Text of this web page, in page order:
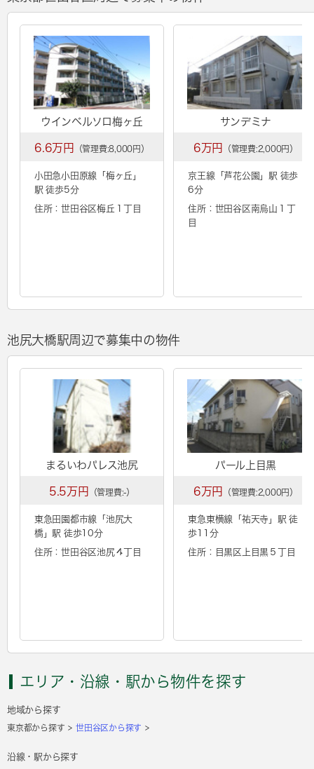
ウインベルソロ梅ヶ丘
6.6万円 （管理費:8,000円）
小田急小田原線「 梅ヶ丘 」
駅 徒歩5分
住所：世田谷区梅丘１丁目
サンデミナ
6万円 （管理費:2,000円）
京王線「 芦花公園 」駅 徒歩
6分
住所：世田谷区南烏山１丁
目
池尻大橋駅周辺で募集中の物件
まるいわパレス池尻
5.5万円 （管理費:-）
東急田園都市線「 池尻大
橋」駅 徒歩10分
住所：世田谷区池尻４丁目
パール上目黒
6万円 （管理費:2,000円）
東急東横線「 祐天寺 」駅 徒
歩11分
住所：目黒区上目黒５丁目
エリア・沿線・駅から物件を探す
地域から探す
東京都から探す 世田谷区から探す
沿線・駅から探す